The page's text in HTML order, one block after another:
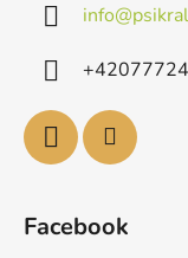
info@
Facebook